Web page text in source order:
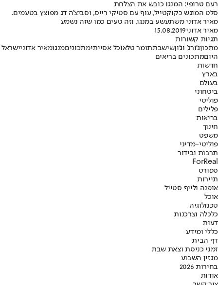
רעם טרופי: המנגו כובש את הצלחת
סלט המוגש כקוקטייל, עוף עם סטיקי רייס, וסביצ'ה דג מפוצץ בטעמים.
מאיר אדוני משתעשע במנגו, וזה טעים כמו שזה נשמע
מאיר אדוני15.08.2019
תגיות קשורות
מתכוןג'ורג' וג'וןשישבתתומר טלאוכל אסייתימתכוניםמנגומאיר אדוניישראל
היוםמתכונים בריאים
חדשות
בארץ
בעולם
ביטחוני
פוליטי
פלילים
בריאות
חינוך
משפט
פוליטי-מדיני
תרבות ובידור
ForReal
ספורט
תיירות
אופנה ולייף סטייל
אוכל
טכנולוגיה
כלכלה וצרכנות
דעות
כללי ומידע
דף הבית
זמני כניסת וצאת שבת
מגזין השבוע
בחירות 2026
אודות